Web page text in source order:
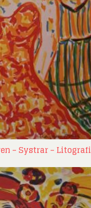
– Systrar – Litografi